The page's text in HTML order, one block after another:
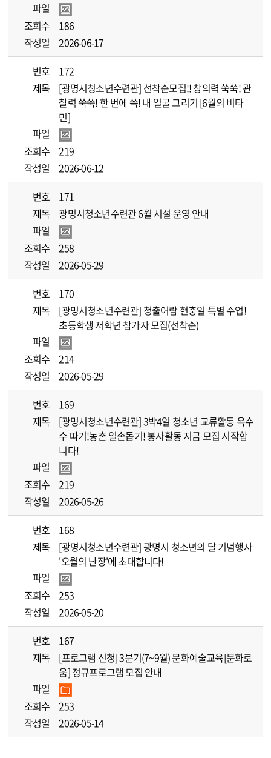
파일
조회수
186
작성일
2026-06-17
번호
172
제목
[광명시청소년수련관] 선착순모집!! 창의력 쑥쑥! 관
찰력 쑥쑥! 한 번에 쓱! 내 얼굴 그리기 [6월의 비타
민]
파일
조회수
219
작성일
2026-06-12
번호
171
제목
광명시청소년수련관 6월 시설 운영 안내
파일
조회수
258
작성일
2026-05-29
번호
170
제목
[광명시청소년수련관] 청출어람 현충일 특별 수업!
초등학생 저학년 참가자 모집(선착순)
파일
조회수
214
작성일
2026-05-29
번호
169
제목
[광명시청소년수련관] 3박4일 청소년 교류활동 옥수
수 따기!농촌 일손돕기! 봉사활동 지금 모집 시작합
니다!
파일
조회수
219
작성일
2026-05-26
번호
168
제목
[광명시청소년수련관] 광명시 청소년의 달 기념행사
'오월의 난장'에 초대합니다!
파일
조회수
253
작성일
2026-05-20
번호
167
제목
[프로그램 신청] 3분기(7~9월) 문화예술교육[문화로
움] 정규프로그램 모집 안내
파일
조회수
253
작성일
2026-05-14